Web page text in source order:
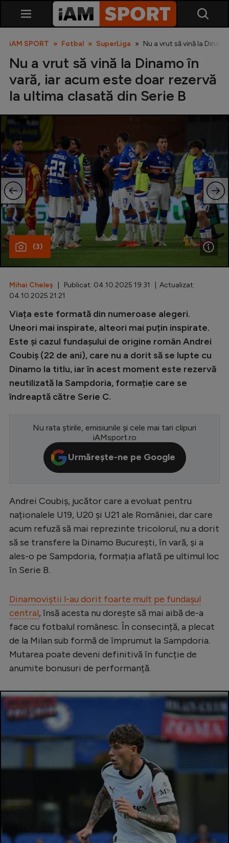
Liga 2
Cupa României
Echipa Națională
U21
Fotbal feminin
Special
Diverse
Inedit
Champions League
Europa League
Conference League
Premier League
LaLiga
Serie A
Ligue 1
Campionate
Starurile fotbalului
Clasamente
Tenis
Natație
Gimnastică
Alte sporturi
JO 2024
iAM SPORT Fotbal SuperLiga Nu a vrut să vină la
Nu a vrut să vină la Dinamo în
vară, iar acum este doar rezervă
la ultima clasată din Serie B
(3)
Mihai Cheleș | Publicat: 04.10.2025 19:31 | Actualizat:
04.10.2025 21:21
Viața este formată din numeroase alegeri.
Uneori mai inspirate, alteori mai puțin inspirate.
Este și cazul fundașului de origine român Andrei
Coubiș (22 de ani), care nu a dorit să se lupte cu
Dinamo la titlu, iar în acest moment este rezervă
neutilizată la Sampdoria, formație care se
îndreaptă către Serie C.
Nu rata știrile, emisiunile și cele mai tari clipuri
iAMsport.ro
Urmărește-ne pe Google
Andrei Coubiș, jucător care a evoluat pentru
naționalele U19, U20 și U21 ale României, dar care
acum refuză să mai reprezinte tricolorul, nu a dorit
să se transfere la Dinamo București, în vară, și a
ales-o pe Sampdoria, formația aflată pe ultimul loc
în Serie B.
Dinamoviștii l-au dorit foarte mult pe fundașul
central, însă acesta nu dorește să mai aibă de-a
face cu fotbalul românesc. În consecință, a plecat
de la Milan sub formă de împrumut la Sampdoria.
Mutarea poate deveni definitivă în funcție de
anumite bonusuri de performanță.